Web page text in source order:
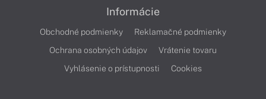
Informácie
Obchodné podmienky
Reklamačné podmienky
Ochrana osobných údajov
Vrátenie tovaru
Vyhlásenie o prístupnosti
Cookies